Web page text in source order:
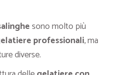
sono molto più
professionali, ma
diverse.